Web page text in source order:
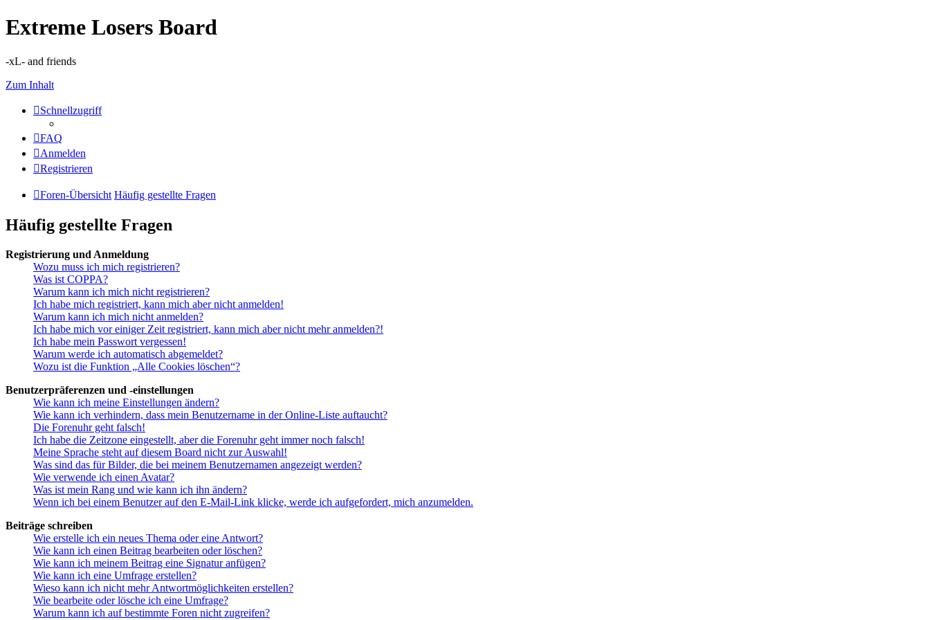
Extreme Losers Board
-xL- and friends
Zum Inhalt
Schnellzugriff
FAQ
Anmelden
Registrieren
Foren-Übersicht Häufig gestellte Fragen
Häufig gestellte Fragen
Registrierung und Anmeldung
Wozu muss ich mich registrieren?
Was ist COPPA?
Warum kann ich mich nicht registrieren?
Ich habe mich registriert, kann mich aber nicht anmelden!
Warum kann ich mich nicht anmelden?
Ich habe mich vor einiger Zeit registriert, kann mich aber nicht mehr anmelden?!
Ich habe mein Passwort vergessen!
Warum werde ich automatisch abgemeldet?
Wozu ist die Funktion „Alle Cookies löschen“?
Benutzerpräferenzen und -einstellungen
Wie kann ich meine Einstellungen ändern?
Wie kann ich verhindern, dass mein Benutzername in der Online-Liste auftaucht?
Die Forenuhr geht falsch!
Ich habe die Zeitzone eingestellt, aber die Forenuhr geht immer noch falsch!
Meine Sprache steht auf diesem Board nicht zur Auswahl!
Was sind das für Bilder, die bei meinem Benutzernamen angezeigt werden?
Wie verwende ich einen Avatar?
Was ist mein Rang und wie kann ich ihn ändern?
Wenn ich bei einem Benutzer auf den E-Mail-Link klicke, werde ich aufgefordert, mich anzumelden.
Beiträge schreiben
Wie erstelle ich ein neues Thema oder eine Antwort?
Wie kann ich einen Beitrag bearbeiten oder löschen?
Wie kann ich meinem Beitrag eine Signatur anfügen?
Wie kann ich eine Umfrage erstellen?
Wieso kann ich nicht mehr Antwortmöglichkeiten erstellen?
Wie bearbeite oder lösche ich eine Umfrage?
Warum kann ich auf bestimmte Foren nicht zugreifen?